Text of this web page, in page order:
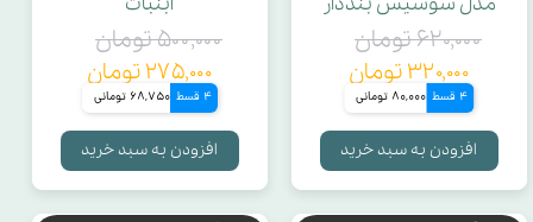
۶۲۰,۰۰۰ تومان
۳۲۰,۰۰۰ تومان
4 قسط 80,000 تومانی
افزودن به سبد خرید
۵۰۰,۰۰۰ تومان
۲۷۵,۰۰۰ تومان
4 قسط 68,750 تومانی
افزودن به سبد خرید